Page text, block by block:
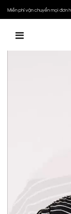
Miễn phí vận chuyển mọi đơn